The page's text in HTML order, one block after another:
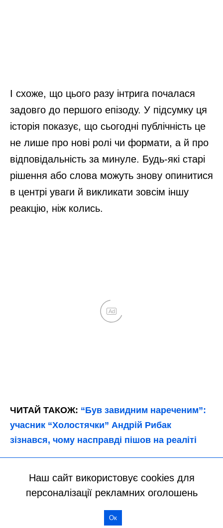
Наш сайт використовує cookies для
персоналізації рекламних оголошень
Ок